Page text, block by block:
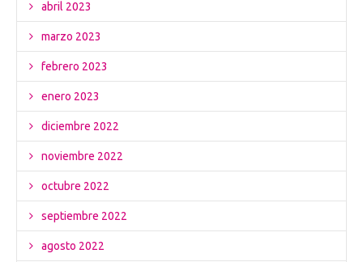
abril 2023
marzo 2023
febrero 2023
enero 2023
diciembre 2022
noviembre 2022
octubre 2022
septiembre 2022
agosto 2022